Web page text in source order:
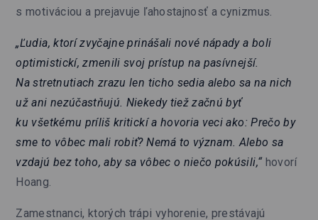
s motiváciou a prejavuje ľahostajnosť a cynizmus.
„Ľudia, ktorí zvyčajne prinášali nové nápady a boli
optimistickí, zmenili svoj prístup na pasívnejší.
Na stretnutiach zrazu len ticho sedia alebo sa na nich
už ani nezúčastňujú. Niekedy tiež začnú byť
ku všetkému príliš kritickí a hovoria veci ako: Prečo by
sme to vôbec mali robiť? Nemá to význam. Alebo sa
vzdajú bez toho, aby sa vôbec o niečo pokúsili,“ hovorí
Hoang.
Zamestnanci, ktorých trápi vyhorenie, prestávajú